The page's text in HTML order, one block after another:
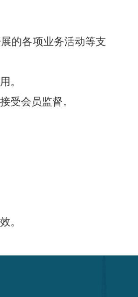
的各项业务活动等支
。
受会员监督。
。